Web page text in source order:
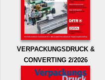
VERPACKUNGSDRUCK &
CONVERTING 2/2026